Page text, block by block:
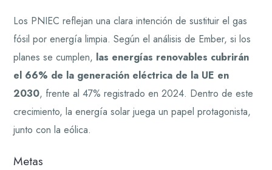
Los PNIEC reflejan una clara intención de sustituir el gas
fósil por energía limpia. Según el análisis de Ember, si los
planes se cumplen, las energías renovables cubrirán
el 66% de la generación eléctrica de la UE en
2030, frente al 47% registrado en 2024. Dentro de este
crecimiento, la energía solar juega un papel protagonista,
junto con la eólica.
Metas